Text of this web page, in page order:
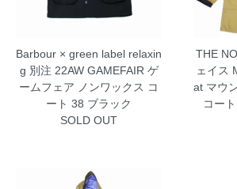
Barbour × green label relaxin
g 別注 22AW GAMEFAIR ゲ
ームフェア ノンワックス コ
ート 38 ブラック
SOLD OUT
THE
ェイス
at マウ
コー